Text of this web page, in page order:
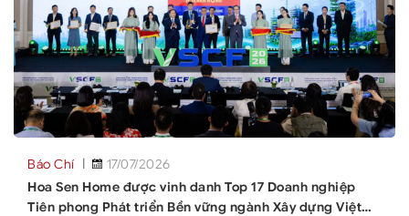
Báo Chí
17/07/2026
Hoa Sen Home được vinh danh Top 17 Doanh nghiệp
Tiên phong Phát triển Bền vững ngành Xây dựng Việt